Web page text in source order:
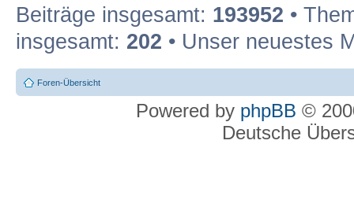
Beiträge insgesamt: 193952 •
insgesamt: 202 • Unser neuestes
Foren-Übersicht
Powered by phpBB ©
Deutsche